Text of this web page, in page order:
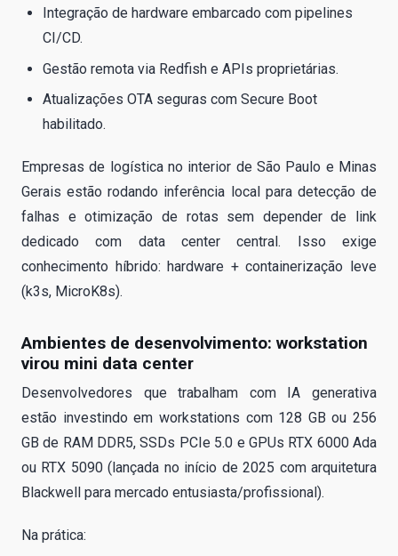
Integração de hardware embarcado com pipelines
CI/CD.
Gestão remota via Redfish e APIs proprietárias.
Atualizações OTA seguras com Secure Boot
habilitado.
Empresas de logística no interior de São Paulo e Minas
Gerais estão rodando inferência local para detecção de
falhas e otimização de rotas sem depender de link
dedicado com data center central. Isso exige
conhecimento híbrido: hardware + containerização leve
(k3s, MicroK8s).
Ambientes de desenvolvimento: workstation
virou mini data center
Desenvolvedores que trabalham com IA generativa
estão investindo em workstations com 128 GB ou 256
GB de RAM DDR5, SSDs PCIe 5.0 e GPUs RTX 6000 Ada
ou RTX 5090 (lançada no início de 2025 com arquitetura
Blackwell para mercado entusiasta/profissional).
Na prática: